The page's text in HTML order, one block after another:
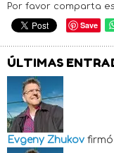
Por favor comparta
Save
ÚLTIMAS
Evgeny Zhukov firmó